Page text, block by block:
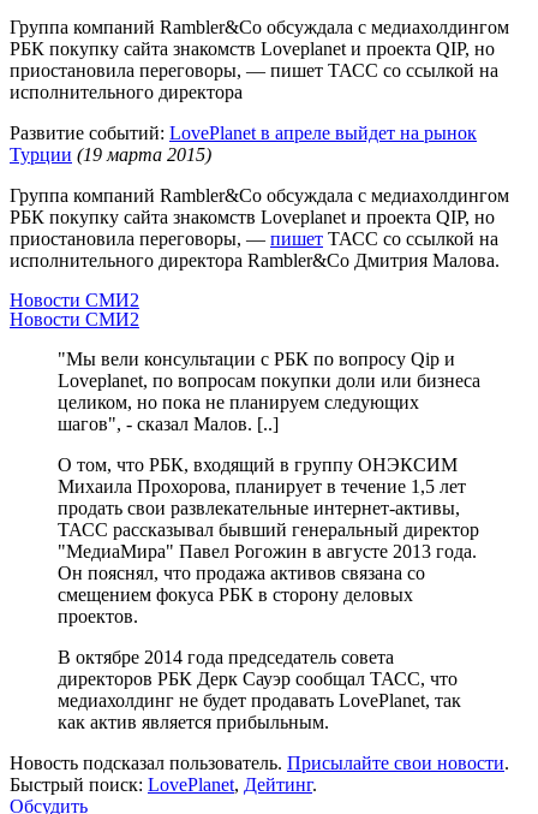
Группа компаний Rambler&Co обсуждала с медиахолдингом
РБК покупку сайта знакомств Loveplanet и проекта QIP, но
приостановила переговоры, — пишет ТАСС со ссылкой на
исполнительного директора
Развитие событий: LovePlanet в апреле выйдет на рынок
Турции (19 марта 2015)
Группа компаний Rambler&Co обсуждала с медиахолдингом
РБК покупку сайта знакомств Loveplanet и проекта QIP, но
приостановила переговоры, — пишет ТАСС со ссылкой на
исполнительного директора Rambler&Co Дмитрия Малова.
Новости СМИ2
Новости СМИ2
"Мы вели консультации с РБК по вопросу Qip и
Loveplanet, по вопросам покупки доли или бизнеса
целиком, но пока не планируем следующих
шагов", - сказал Малов. [..]
О том, что РБК, входящий в группу ОНЭКСИМ
Михаила Прохорова, планирует в течение 1,5 лет
продать свои развлекательные интернет-активы,
ТАСС рассказывал бывший генеральный директор
"МедиаМира" Павел Рогожин в августе 2013 года.
Он пояснял, что продажа активов связана со
смещением фокуса РБК в сторону деловых
проектов.
В октябре 2014 года председатель совета
директоров РБК Дерк Сауэр сообщал ТАСС, что
медиахолдинг не будет продавать LovePlanet, так
как актив является прибыльным.
Новость подсказал пользователь. Присылайте свои новости.
Быстрый поиск: LovePlanet, Дейтинг.
Обсудить